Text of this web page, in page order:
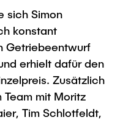
sich Simon
konstant
Getriebeentwurf
erhielt dafür den
Zusätzlich
mit Moritz
Tim Schlotfeldt,